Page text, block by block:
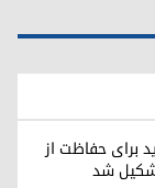
برای حفاظت از
شد